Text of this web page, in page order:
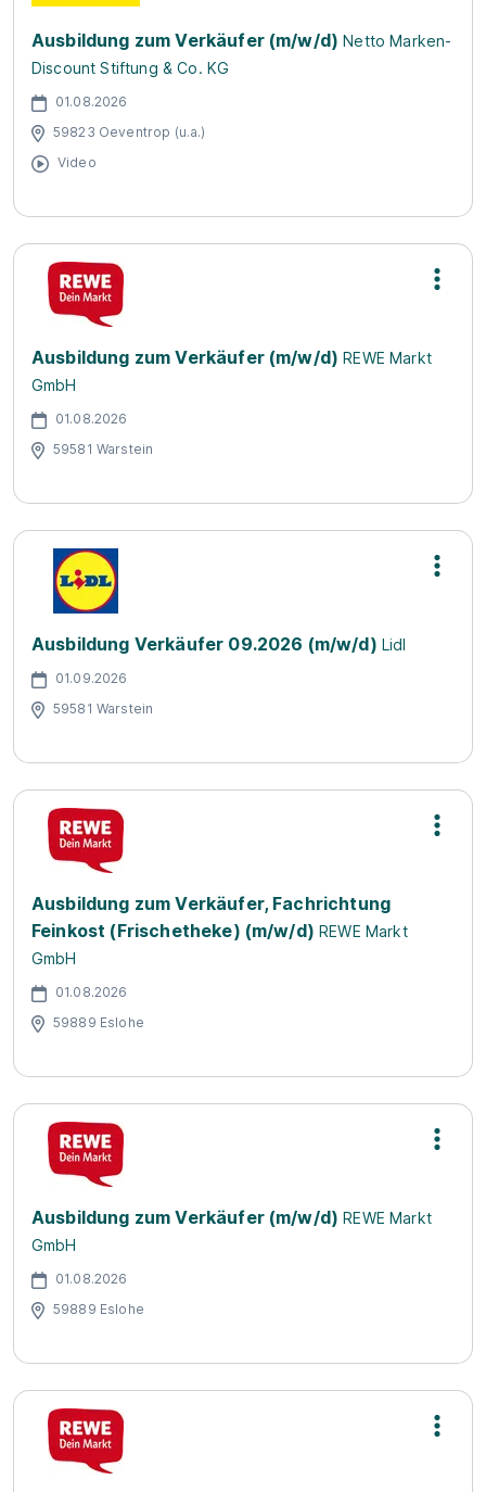
Ausbildung zum Verkäufer (m/w/d) Netto Marken-
Discount Stiftung & Co. KG
01.08.2026
59823 Oeventrop (u.a.)
Video
Ausbildung zum Verkäufer (m/w/d) REWE Markt
GmbH
01.08.2026
59581 Warstein
Ausbildung Verkäufer 09.2026 (m/w/d) Lidl
01.09.2026
59581 Warstein
Ausbildung zum Verkäufer, Fachrichtung
Feinkost (Frischetheke) (m/w/d) REWE Markt
GmbH
01.08.2026
59889 Eslohe
Ausbildung zum Verkäufer (m/w/d) REWE Markt
GmbH
01.08.2026
59889 Eslohe